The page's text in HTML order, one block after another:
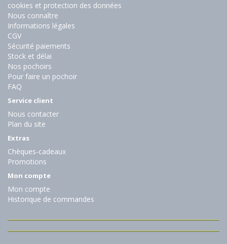
cookies et protection des données
Nous connaître
Informations légales
CGV
Sécurité paiements
Stock et délai
Nos pochoirs
Pour faire un pochoir
FAQ
Service client
Nous contacter
Plan du site
Extras
Chèques-cadeaux
Promotions
Mon compte
Mon compte
Historique de commandes